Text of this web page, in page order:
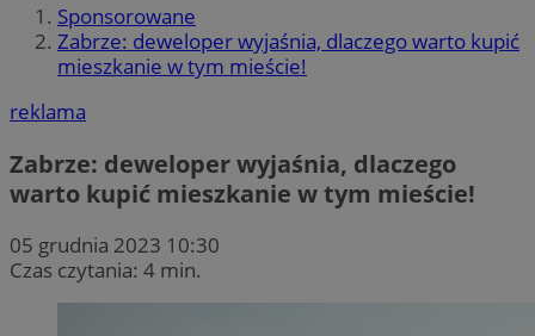
Sponsorowane
Zabrze: deweloper wyjaśnia, dlaczego warto kupić
mieszkanie w tym mieście!
reklama
Zabrze: deweloper wyjaśnia, dlaczego
warto kupić mieszkanie w tym mieście!
05 grudnia 2023 10:30
Czas czytania: 4 min.